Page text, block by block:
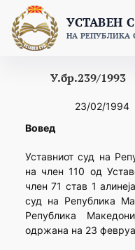
content
УСТАВЕН
НА РЕПУБЛИКА
У.бр.239/1993
23/02/1994
Вовед
Уставниот суд на
на член 110 од
член 71 став 1
суд на Република
Република
одржана на 23